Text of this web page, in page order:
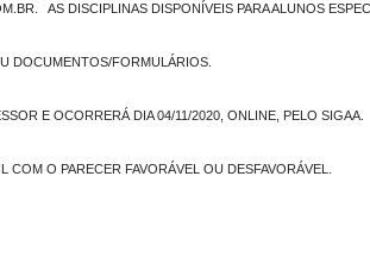
AS DISCIPLINAS DISPONÍVEIS PARA ALUNOS
DOCUMENTOS/FORMULÁRIOS.
E OCORRERÁ DIA 04/11/2020, ONLINE, PELO SIGAA.
O PARECER FAVORÁVEL OU DESFAVORÁVEL.